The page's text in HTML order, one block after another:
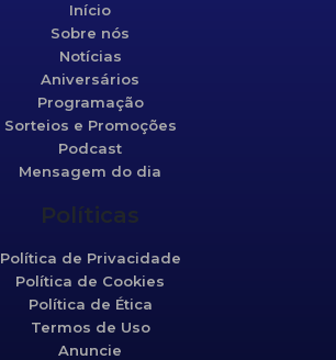
Início
Sobre nós
Notícias
Aniversários
Programação
Sorteios e Promoções
Podcast
Mensagem do dia
Políticas
Política de Privacidade
Política de Cookies
Política de Ética
Termos de Uso
Anuncie